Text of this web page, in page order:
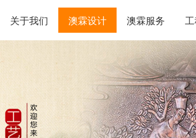
关于我们 澳霖设计
腐蚀壁画
锻铜浮雕
锻铜笔画
锻铜圆雕
澳霖服务